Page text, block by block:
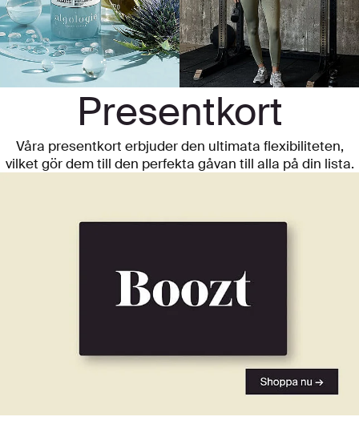
Presentkort
Våra presentkort erbjuder den ultimata flexibiliteten,
vilket gör dem till den perfekta gåvan till alla på din lista.